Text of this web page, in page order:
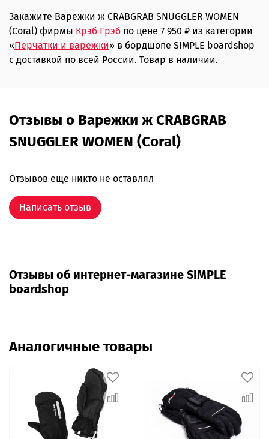
Закажите Варежки ж CRABGRAB SNUGGLER WOMEN
(Coral) фирмы Крэб Грэб по цене 7 950 ₽ из категории
«Перчатки и варежки» в бордшопе SIMPLE boardshop
с доставкой по всей России. Товар в наличии.
Отзывы о Варежки ж CRABGRAB
SNUGGLER WOMEN (Coral)
Отзывов еще никто не оставлял
Написать отзыв
Отзывы об интернет-магазине SIMPLE
boardshop
Аналогичные товары